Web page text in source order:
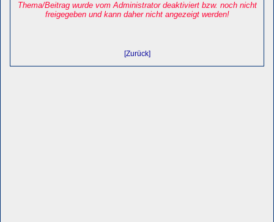
Thema/Beitrag wurde vom Administrator deaktiviert bzw. noch nicht
freigegeben und kann daher nicht angezeigt werden!
[Zurück]